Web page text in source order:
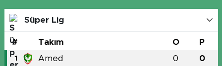
Süper Lig
# Takım O P
1 Amed 0 0